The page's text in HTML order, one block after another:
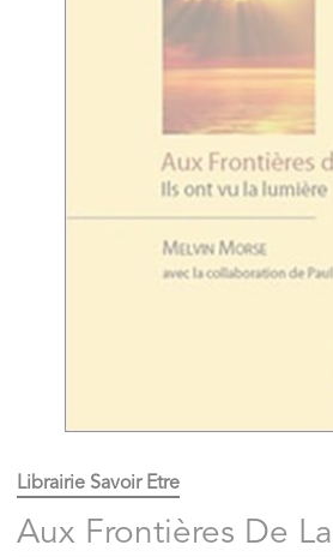
Librairie Savoir Etre
Aux Frontières De